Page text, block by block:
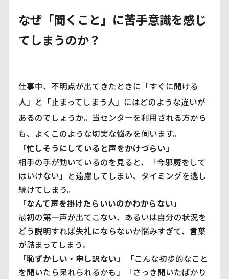
なぜ「聞くこと」に苦手意識を感じ
てしまうのか？
仕事中、不明点が出てきたときに「すぐに聞ける
人」と「止まってしまう人」にはどのような違いが
あるのでしょうか。当センターを利用される方から
も、よくこのような切実な悩みを伺います。
「忙しそうにしていると声をかけづらい」
相手の手が動いているのを見ると、「今邪魔をして
はいけない」と遠慮してしまい、タイミングを逃し
続けてしまう。
「なんて声を掛けたらいいのかわからない」
最初の第一声が出てこない、あるいは自分の状況を
どう説明すれば失礼にならないか悩みすぎて、言葉
が詰まってしまう。
「恥ずかしい・申し訳ない」
「こんな初歩的なこと
を聞いたら呆れられるかも」「さっき聞いたばかり